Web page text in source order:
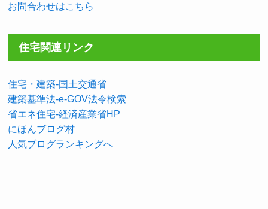
お問合わせはこちら
住宅関連リンク
住宅・建築-国土交通省
建築基準法-e-GOV法令検索
省エネ住宅-経済産業省HP
にほんブログ村
人気ブログランキングへ